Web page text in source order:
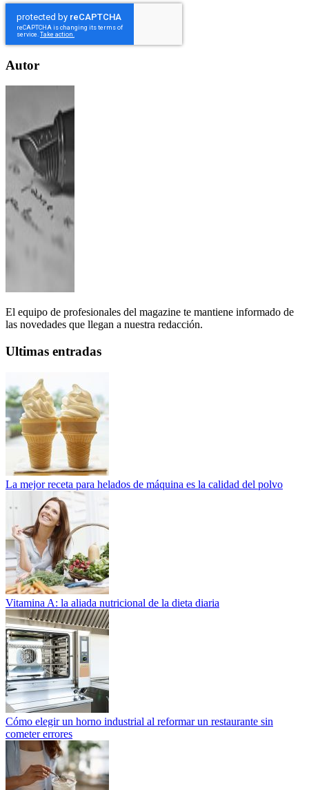
Autor
El equipo de profesionales del magazine te mantiene informado de
las novedades que llegan a nuestra redacción.
Ultimas entradas
La mejor receta para helados de máquina es la calidad del polvo
Vitamina A: la aliada nutricional de la dieta diaria
Cómo elegir un horno industrial al reformar un restaurante sin
cometer errores